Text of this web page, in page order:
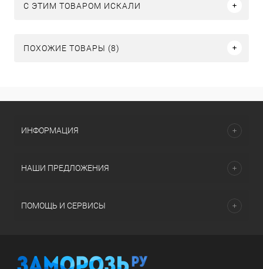
C ЭТИМ ТОВАРОМ ИСКАЛИ
ПОХОЖИЕ ТОВАРЫ (8)
ИНФОРМАЦИЯ
НАШИ ПРЕДЛОЖЕНИЯ
ПОМОЩЬ И СЕРВИСЫ